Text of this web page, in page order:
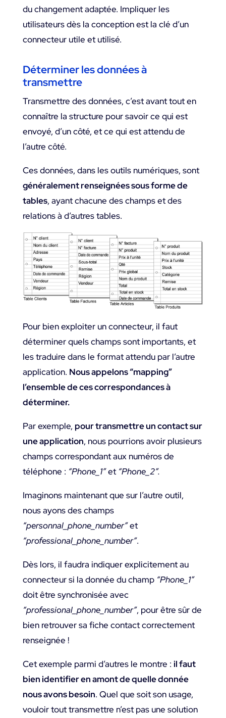
du changement adaptée. Impliquer les
utilisateurs dès la conception est la clé d’un
connecteur utile et utilisé.
Déterminer les données à
transmettre
Transmettre des données, c’est avant tout en
connaître la structure pour savoir ce qui est
envoyé, d’un côté, et ce qui est attendu de
l’autre côté.
Ces données, dans les outils numériques, sont
généralement renseignées sous forme de
tables, ayant chacune des champs et des
relations à d’autres tables.
Pour bien exploiter un connecteur, il faut
déterminer quels champs sont importants, et
les traduire dans le format attendu par l’autre
application. Nous appelons “mapping”
l’ensemble de ces correspondances à
déterminer.
Par exemple, pour transmettre un contact sur
une application, nous pourrions avoir plusieurs
champs correspondant aux numéros de
téléphone : “Phone_1”et “Phone_2”.
Imaginons maintenant que sur l’autre outil,
nous ayons des champs
“personnal_phone_number”et
“professional_phone_number”.
Dès lors, il faudra indiquer explicitement au
connecteur si la donnée du champ “Phone_1”
doit être synchronisée avec
“professional_phone_number”, pour être sûr de
bien retrouver sa fiche contact correctement
renseignée !
Cet exemple parmi d’autres le montre : il faut
bien identifier en amont de quelle donnée
nous avons besoin. Quel que soit son usage,
vouloir tout transmettre n’est pas une solution